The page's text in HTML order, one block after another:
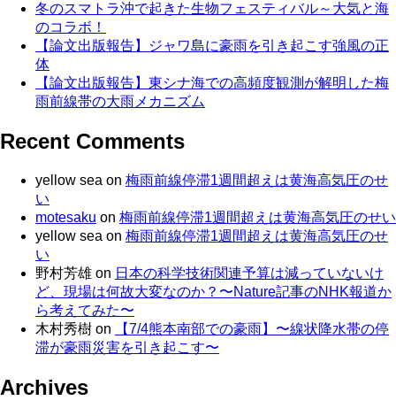
冬のスマトラ沖で起きた生物フェスティバル～大気と海
のコラボ！
【論文出版報告】ジャワ島に豪雨を引き起こす強風の正
体
【論文出版報告】東シナ海での高頻度観測が解明した梅
雨前線帯の大雨メカニズム
Recent Comments
yellow sea on 梅雨前線停滞1週間超えは黄海高気圧のせ
い
motesaku on 梅雨前線停滞1週間超えは黄海高気圧のせい
yellow sea on 梅雨前線停滞1週間超えは黄海高気圧のせ
い
野村芳雄 on 日本の科学技術関連予算は減っていないけ
ど、現場は何故大変なのか？〜Nature記事のNHK報道か
ら考えてみた〜
木村秀樹 on
【7/4熊本南部での豪雨】〜線状降水帯の停
滞が豪雨災害を引き起こす〜
Archives